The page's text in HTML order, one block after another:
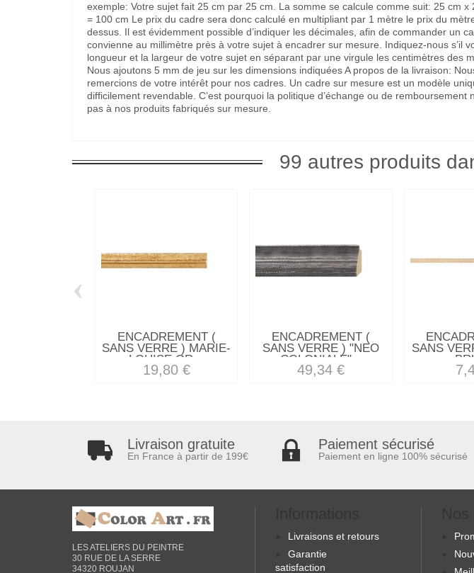
exemple: Votre sujet fait 25 cm par 25 cm. La somme se calcule comme suit: 25 cm x
= 100 cm Le prix du cadre sera donc calculé en multipliant par 1 mètre le prix du
dessus. Il est évidemment possible d’indiquer les décimales, afin de commander un
convienne au millimètre près à votre sujet à encadrer sur mesure. Indiquez-nous s’il
longueur et la largeur de votre sujet en séparant par une virgule les centimètres des
Nous ajoutons 5 mm de jeu sur les dimensions indiquées A propos de la livraison:
remercions de votre intérêt pour nos cadres. Un cadre sur mesure est un modèle
difficilement revendable. C’est pourquoi la politique d’échange ou de remboursement
pas à nos produits fabriqués sur mesure.
99 autres produits
ENCADREMENT (
SANS VERRE ) MARIE-
LOUISE OR...
19,80 €
ENCADREMENT (
SANS VERRE ) "NEO
COLONIALE"...
49,34 €
SANS
‹
Livraison gratuite
En France à partir de 199€
Paiement sécurisé
Paiement en ligne 100% sécurisé
LES ATELIERS DU PEINTRE
30 RUE DE LA SERRE
34320 ROUJAN
Livraisons et retours
Garantie
satisfaction